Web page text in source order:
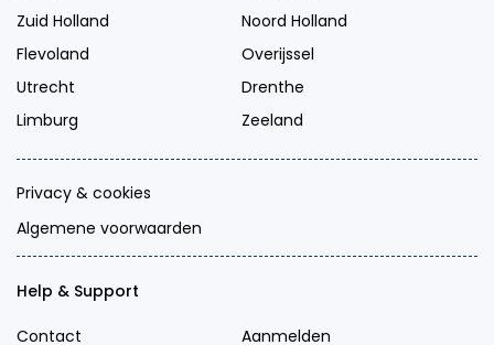
Zuid Holland
Noord Holland
Flevoland
Overijssel
Utrecht
Drenthe
Limburg
Zeeland
Privacy & cookies
Algemene voorwaarden
Help & Support
Contact Aanmelden